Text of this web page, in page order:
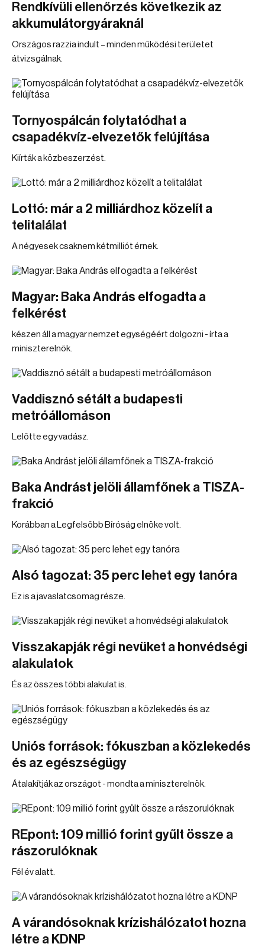
Rendkívüli ellenőrzés következik az
akkumulátorgyáraknál
Országos razzia indult – minden működési területet
átvizsgálnak.
Tornyospálcán folytatódhat a
csapadékvíz-elvezetők felújítása
Kiírták a közbeszerzést.
Lottó: már a 2 milliárdhoz közelít a
telitalálat
A négyesek csaknem kétmilliót érnek.
Magyar: Baka András elfogadta a
felkérést
készen áll a magyar nemzet egységéért dolgozni - írta a
miniszterelnök.
Vaddisznó sétált a budapesti
metróállomáson
Lelőtte egy vadász.
Baka Andrást jelöli államfőnek a TISZA-
frakció
Korábban a Legfelsőbb Bíróság elnöke volt.
Alsó tagozat: 35 perc lehet egy tanóra
Ez is a javaslatcsomag része.
Visszakapják régi nevüket a honvédségi
alakulatok
És az összes többi alakulat is.
Uniós források: fókuszban a közlekedés
és az egészségügy
Átalakítják az országot - mondta a miniszterelnök.
REpont: 109 millió forint gyűlt össze a
rászorulóknak
Fél év alatt.
A várandósoknak krízishálózatot hozna
létre a KDNP